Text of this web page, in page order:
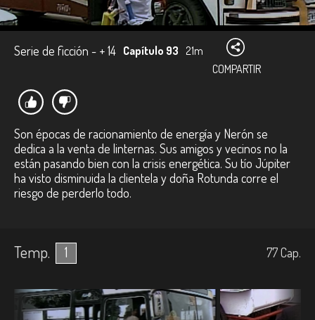
Serie de ficción - + 14 Capítulo 93 21m
COMPARTIR
Son épocas de racionamiento de energía y Nerón se
dedica a la venta de linternas. Sus amigos y vecinos no la
están pasando bien con la crisis energética. Su tío Júpiter
ha visto disminuida la clientela y doña Rotunda corre el
riesgo de perderlo todo.
Temp. 1 77Cap.